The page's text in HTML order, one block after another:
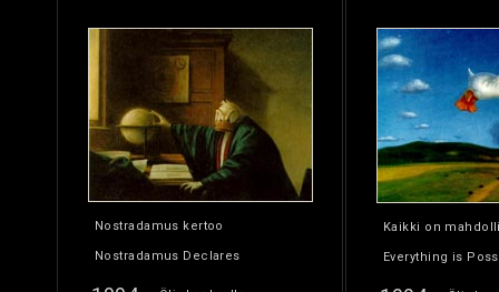
Nostradamus kertoo
Nostradamus Declares
Kaikki on
Everything is